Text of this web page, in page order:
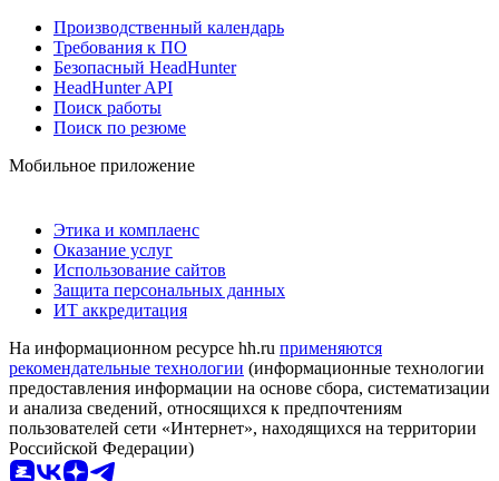
Производственный календарь
Требования к ПО
Безопасный HeadHunter
HeadHunter API
Поиск работы
Поиск по резюме
Мобильное приложение
Этика и комплаенс
Оказание услуг
Использование сайтов
Защита персональных данных
ИТ аккредитация
На информационном ресурсе hh.ru применяются
рекомендательные технологии (информационные технологии
предоставления информации на основе сбора, систематизации
и анализа сведений, относящихся к предпочтениям
пользователей сети «Интернет», находящихся на территории
Российской Федерации)